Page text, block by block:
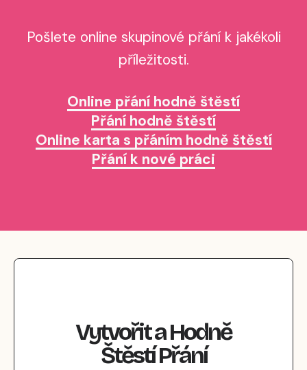
Pošlete online skupinové přání k jakékoli
příležitosti.
Online přání hodně štěstí
Přání hodně štěstí
Online karta s přáním hodně štěstí
Přání k nové práci
VytvořitaHodně
ŠtěstíPřání